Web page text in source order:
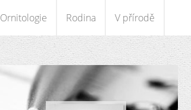
Ornitologie Rodina V přírodě